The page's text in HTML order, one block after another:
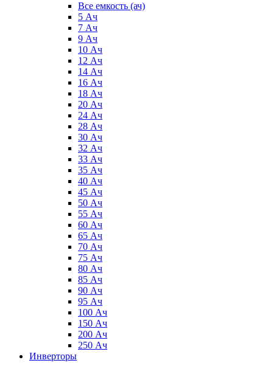
Все емкость (ач)
5 Ач
7 Ач
9 Ач
10 Ач
12 Ач
14 Ач
16 Ач
18 Ач
20 Ач
24 Ач
28 Ач
30 Ач
32 Ач
33 Ач
35 Ач
40 Ач
45 Ач
50 Ач
55 Ач
60 Ач
65 Ач
70 Ач
75 Ач
80 Ач
85 Ач
90 Ач
95 Ач
100 Ач
150 Ач
200 Ач
250 Ач
Инверторы